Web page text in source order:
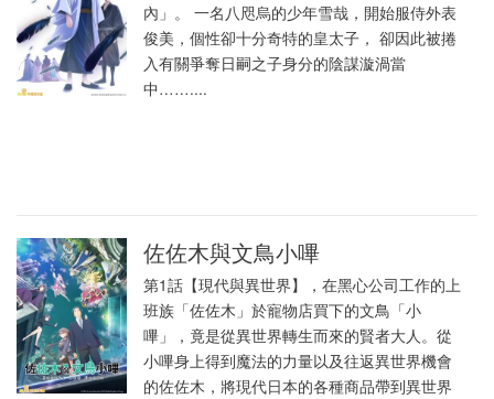
內」。 一名八咫烏的少年雪哉，開始服侍外表
俊美，個性卻十分奇特的皇太子， 卻因此被捲
入有關爭奪日嗣之子身分的陰謀漩渦當
中……....
佐佐木與文鳥小嗶
第1話【現代與異世界】，在黑心公司工作的上
班族「佐佐木」於寵物店買下的文鳥「小
嗶」，竟是從異世界轉生而來的賢者大人。從
小嗶身上得到魔法的力量以及往返異世界機會
的佐佐木，將現代日本的各種商品帶到異世界